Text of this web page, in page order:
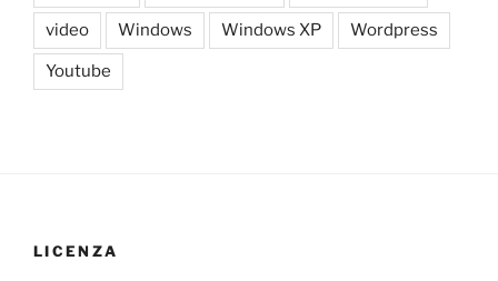
video Windows Windows XP Wordpress
Youtube
LICENZA